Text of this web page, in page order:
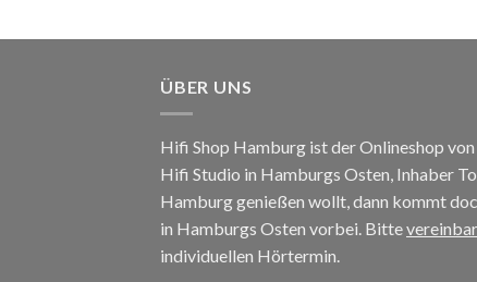
ÜBER UNS
Hifi Shop Hamburg ist der Onlineshop
Hifi Studio in Hamburgs Osten, Inhaber
Hamburg genießen wollt, dann kommt
in Hamburgs Osten vorbei. Bitte
individuellen Hörtermin.